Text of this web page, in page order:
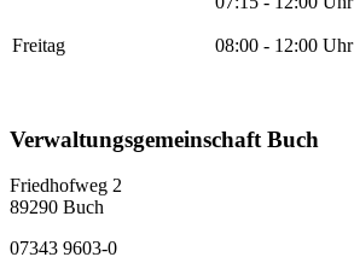
Freitag 08:00 - 12:00 Uhr
Verwaltungsgemeinschaft Buch
Friedhofweg 2
89290 Buch
07343 9603-0